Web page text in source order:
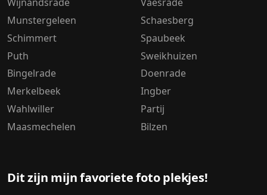
Wijnandsrade
Munstergeleen
Schimmert
Puth
Bingelrade
Merkelbeek
Wahlwiller
Maasmechelen
Vaesrade
Schaesberg
Spaubeek
Sweikhuizen
Doenrade
Ingber
Partij
Bilzen
Dit zijn mijn favoriete foto plekjes!